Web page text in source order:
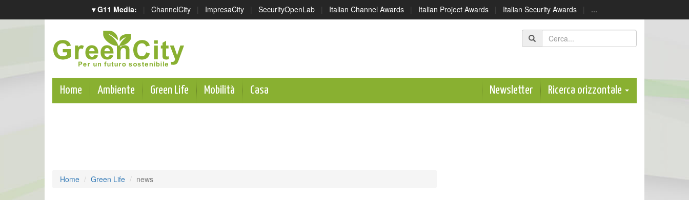
▾ G11 Media: | ChannelCity | ImpresaCity | SecurityOpenLab | Italian Channel Awards | Italian Project Awards | Italian Security Awards | ...
Home Ambiente Green Life Mobilità Casa Newsletter Ricerca orizzontale
Home Green Life news